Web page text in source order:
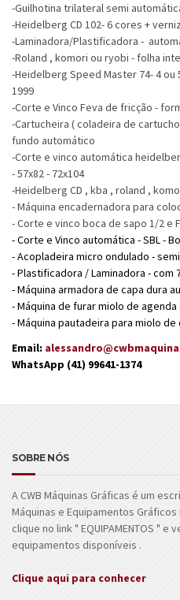
-Guilhotina trilateral semi
-Heidelberg CD 102- 6 cores + verniz
-Laminadora/Plastificadora -
-Roland , komori ou ryobi - folha
-Heidelberg Speed Master 74- 4 ou
1999
-Corte e Vinco Feva de fricção -
-Cartucheira ( coladeira de
fundo automático
-Corte e vinco automática
- 57x82 - 72x104
-Heidelberg CD , kba , roland ,
- Máquina encadernadora para
- Corte e vinco boca de sapo 1/2 e
- Corte e Vinco automática - SBL -
- Acopladeira micro ondulado -
- Plastificadora / Laminadora - com
- Máquina armadora de capa dura
- Máquina de furar miolo de
- Máquina pautadeira para miolo de
Email:
WhatsApp (41) 99641-1374
SOBRE NÓS
A CWB Máquinas Gráficas é um
Máquinas e Equipamentos
clique no link " EQUIPAMENTOS "
equipamentos disponíveis .
Clique aqui para conhecer